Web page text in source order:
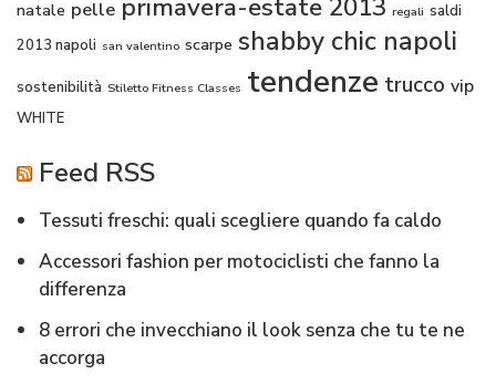
natale pelle primavera-estate 2013 regali saldi
2013 napoli san valentino scarpe shabby chic napoli
sostenibilità Stiletto Fitness Classes tendenze trucco vip
WHITE
Feed RSS
Tessuti freschi: quali scegliere quando fa caldo
Accessori fashion per motociclisti che fanno la
differenza
8 errori che invecchiano il look senza che tu te ne
accorga